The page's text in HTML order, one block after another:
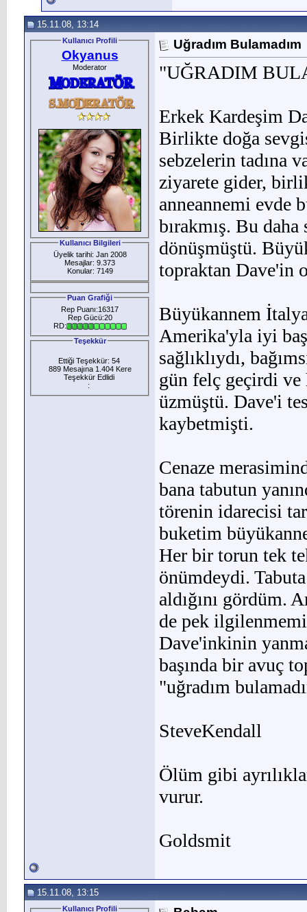
15.11.08, 13:14
Kullanıcı Profili
Okyanus
Moderator
Kullanıcı Bilgileri
Üyelik tarihi: Jan 2008
Mesajlar: 9.373
Konular: 7149
Puan Grafiği
Rep Puanı:16317
Rep Gücü:20
RD:
Teşekkür
Ettiği Teşekkür: 54
889 Mesajına 1.404 Kere
Teşekkür Edlidi
:
Uğradım Bulamadım
"UĞRADIM
Erkek Kardeşim
Birlikte doğa
sebzelerin tadına
ziyarete gider,
anneannemi evde
bırakmış. Bu
dönüşmüştü.
topraktan Dave'in
Büyükannem
Amerika'yla iyi
sağlıklıydı,
gün felç geçirdi
üzmüştü. Dave'i
kaybetmişti.
Cenaze
bana ta­butun
törenin idarecisi
buketim
Her bir torun tek
önümdeydi.
aldığını gördüm.
de pek
Dave'inkinin
başında bir avuç
"uğradım
SteveKendall
Ölüm gibi
vurur.
Goldsmit
15.11.08, 13:15
Kullanıcı Profili